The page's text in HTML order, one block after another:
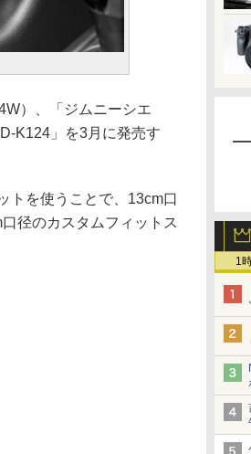
1
）、「ジムニーシエ
K124」を3月に発売す
トを使うことで、13cm口
径のカスタムフィットス